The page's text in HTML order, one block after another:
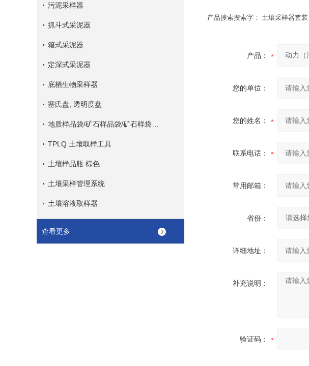
污泥采样器
抓斗式采泥器
箱式采泥器
定深式采泥器
底栖生物采样器
塞氏盘, 透明度盘
TPLQ 土壤取样工具
土壤样品瓶 棕色
土壤采样管理系统
土壤溶液取样器
查看更多
产品搜索搜索字： 土壤采样器套装
产品：
您的单位：
您的姓名：
联系电话：
常用邮箱：
省份：
详细地址：
补充说明：
验证码：